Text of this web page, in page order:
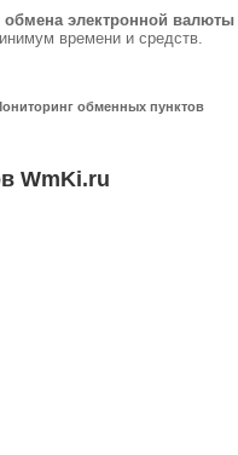
обмена электронной валюты
времени и средств.
обменных пунктов
WmKi.ru